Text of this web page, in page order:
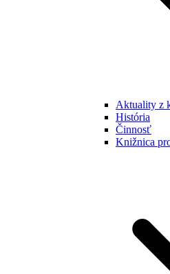
Aktuality z
História
Činnosť
Knižnica